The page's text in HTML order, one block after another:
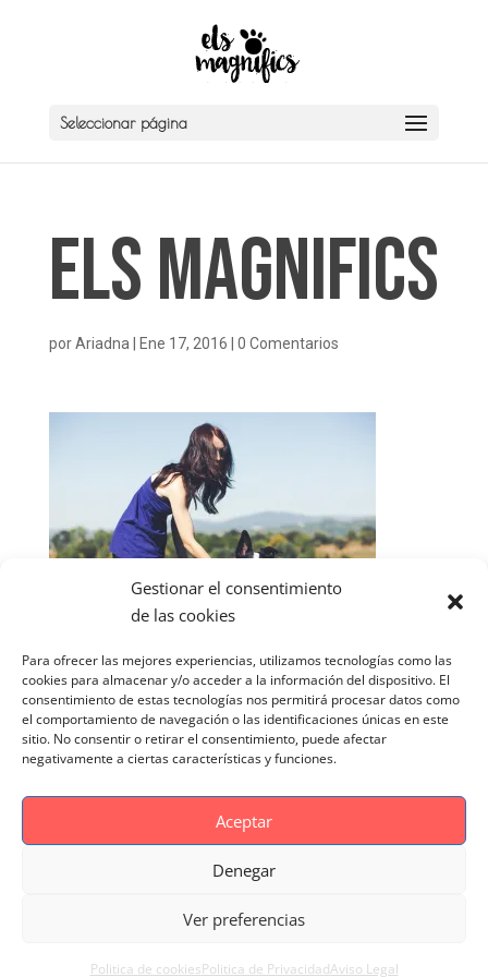
Gestionar el consentimiento
de las cookies
Para ofrecer las mejores experiencias, utilizamos tecnologías como las
cookies para almacenar y/o acceder a la información del dispositivo. El
consentimiento de estas tecnologías nos permitirá procesar datos como
el comportamiento de navegación o las identificaciones únicas en este
sitio. No consentir o retirar el consentimiento, puede afectar
negativamente a ciertas características y funciones.
Aceptar
Denegar
Ver preferencias
Politica de cookiesPolitica de PrivacidadAviso Legal
Seleccionar página
Els Magnifics
porAriadna Ene 17, 2016 0 Comentarios
Politica de Privacidad
Reportaje Magnific